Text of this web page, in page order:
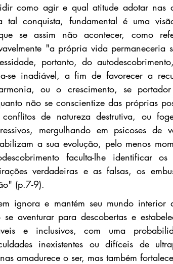
como agir e qual atitude adotar nas
tal conquista, fundamental é uma
se assim não acontecer, como
"a própria vida
portanto, do
se inadiável, a fim de favorecer a
ou o crescimento, se
não se conscientize das próprias
de natureza destrutiva, ou
mergulhando em psicoses
a sua evolução, pelo menos
faculta-lhe identificar
verdadeiras e as falsas, os
(p.7-9).
ignora e mantém seu mundo interior
se aventurar para descobertas e
e inclusivos, com uma
inexistentes ou difíceis de
amadurece o ser, mas também